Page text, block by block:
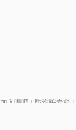
加入唱吧 | 防诈骗专栏 |